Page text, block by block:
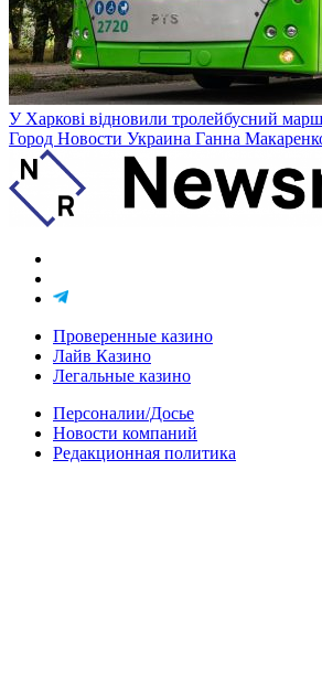
У Харкові відновили тролейбусний
Город Новости Украина Ганна
Проверенные казино
Лайв Казино
Легальные казино
Персоналии/Досье
Новости компаний
Редакционная политика